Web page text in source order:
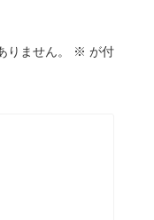
ません。 ※ が付